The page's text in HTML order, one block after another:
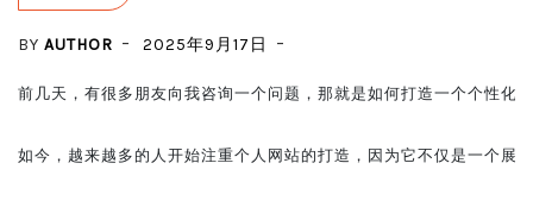
BY AUTHOR 2025年9月17日
前几天，有很多朋友向我咨询一个问题，那就是如何打造一个个性化
如今，越来越多的人开始注重个人网站的打造，因为它不仅是一个展